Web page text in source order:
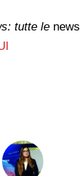
tutte lenews